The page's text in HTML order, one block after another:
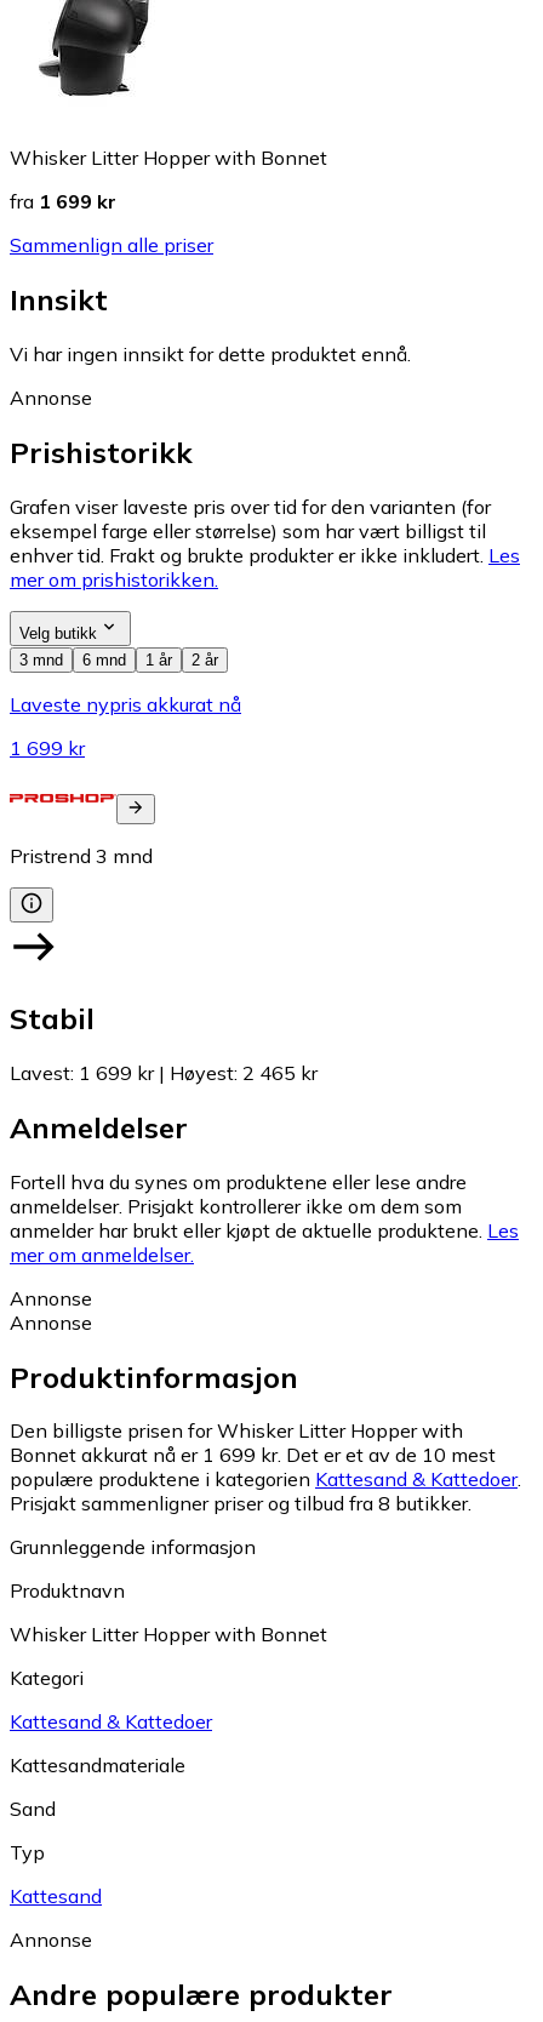
Whisker Litter Hopper with Bonnet
fra 1 699 kr
Sammenlign alle priser
Innsikt
Vi har ingen innsikt for dette produktet ennå.
Annonse
Prishistorikk
Grafen viser laveste pris over tid for den varianten (for
eksempel farge eller størrelse) som har vært billigst til
enhver tid. Frakt og brukte produkter er ikke inkludert. Les
mer om prishistorikken.
Velg butikk
3 mnd
6 mnd 1 år 2 år
Laveste nypris akkurat nå
1 699 kr
Pristrend 3 mnd
Stabil
Lavest: 1 699 kr| Høyest: 2 465 kr
Anmeldelser
Fortell hva du synes om produktene eller lese andre
anmeldelser. Prisjakt kontrollerer ikke om dem som
anmelder har brukt eller kjøpt de aktuelle produktene. Les
mer om anmeldelser.
Annonse
Annonse
Produktinformasjon
Den billigste prisen for Whisker Litter Hopper with
Bonnet akkurat nå er 1 699 kr. Det er et av de 10 mest
populære produktene i kategorien Kattesand & Kattedoer.
Prisjakt sammenligner priser og tilbud fra 8 butikker.
Grunnleggende informasjon
Produktnavn
Whisker Litter Hopper with Bonnet
Kategori
Kattesand & Kattedoer
Kattesandmateriale
Sand
Typ
Kattesand
Annonse
Andre populære produkter